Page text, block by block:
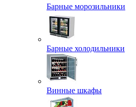
Барные морозильники
Барные холодильники
Винные шкафы